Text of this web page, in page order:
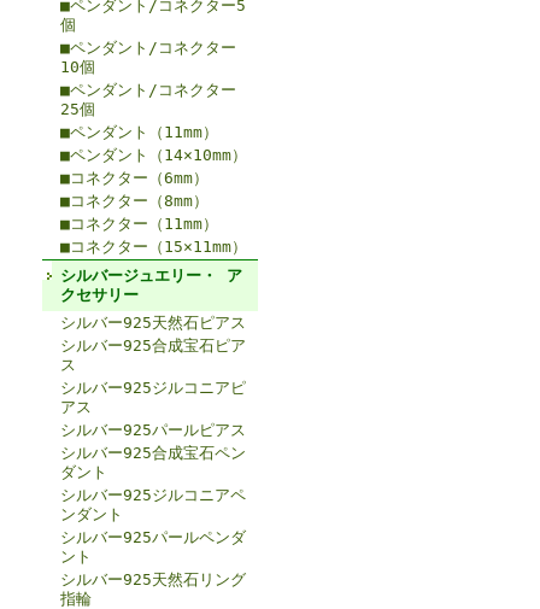
■ペンダント/コネクター5
個
■ペンダント/コネクター
10個
■ペンダント/コネクター
25個
■ペンダント（11mm）
■ペンダント（14×10mm）
■コネクター（6mm）
■コネクター（8mm）
■コネクター（11mm）
■コネクター（15×11mm）
シルバージュエリー・ ア
クセサリー
シルバー925天然石ピアス
シルバー925合成宝石ピア
ス
シルバー925ジルコニアピ
アス
シルバー925パールピアス
シルバー925合成宝石ペン
ダント
シルバー925ジルコニアペ
ンダント
シルバー925パールペンダ
ント
シルバー925天然石リング
指輪